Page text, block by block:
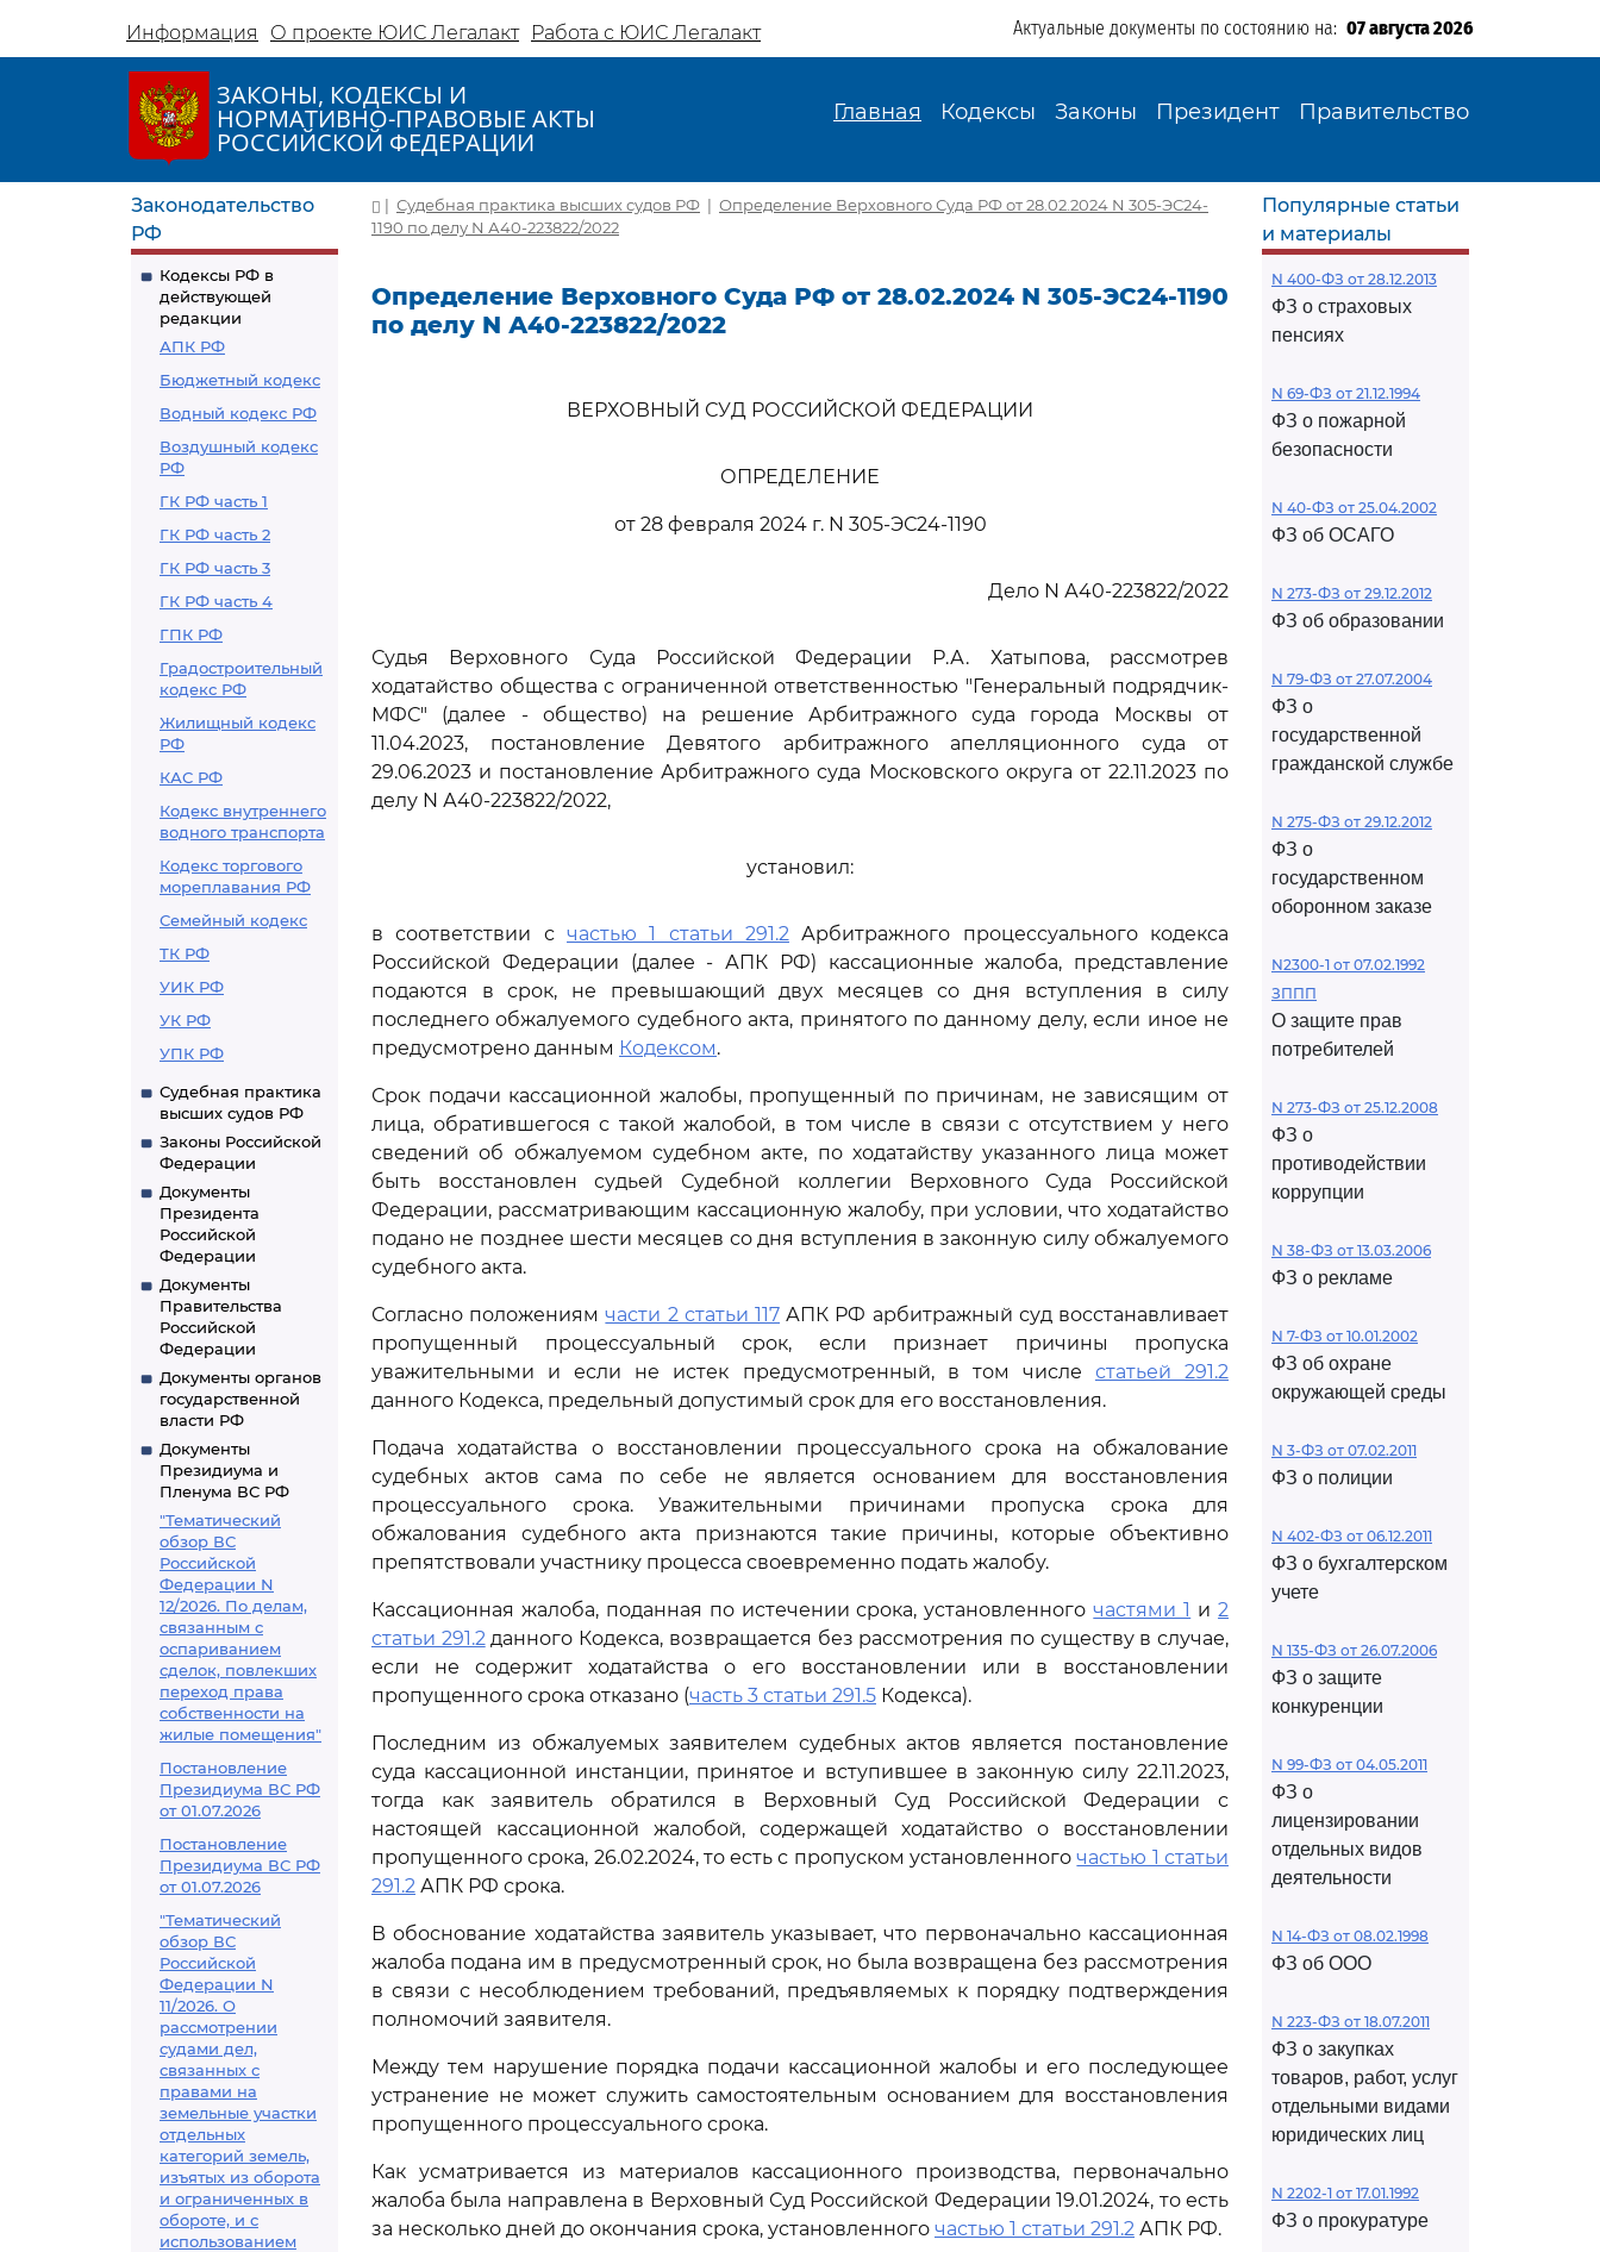
Информация О проекте ЮИС Легалакт Работа с ЮИС Легалакт Актуальные документы по состоянию на: 07 августа 2026
ЗАКОНЫ, КОДЕКСЫ И
НОРМАТИВНО-ПРАВОВЫЕ АКТЫ
РОССИЙСКОЙ ФЕДЕРАЦИИ
Главная Кодексы Законы Президент Правительство
Законодательство
РФ
Кодексы РФ в
действующей
редакции
АПК РФ
Бюджетный кодекс
Водный кодекс РФ
Воздушный кодекс
РФ
ГК РФ часть 1
ГК РФ часть 2
ГК РФ часть 3
ГК РФ часть 4
ГПК РФ
Градостроительный
кодекс РФ
Жилищный кодекс
РФ
КАС РФ
Кодекс внутреннего
водного транспорта
Кодекс торгового
мореплавания РФ
Семейный кодекс
ТК РФ
УИК РФ
УК РФ
УПК РФ
Судебная практика
высших судов РФ
Законы Российской
Федерации
Документы
Президента
Российской
Федерации
Документы
Правительства
Российской
Федерации
Документы органов
государственной
власти РФ
Документы
Президиума и
Пленума ВС РФ
"Тематический
обзор ВС
Российской
Федерации N
12/2026. По делам,
связанным с
оспариванием
сделок, повлекших
переход права
собственности на
жилые помещения"
Постановление
Президиума ВС РФ
от 01.07.2026
Постановление
Президиума ВС РФ
от 01.07.2026
"Тематический
обзор ВС
Российской
Федерации N
11/2026. О
рассмотрении
судами дел,
связанных с
правами на
земельные участки
отдельных
категорий земель,
изъятых из оборота
и ограниченных в
обороте, и с
использованием
| Судебная практика высших судов РФ | Определение Верховного Суда РФ от 28.02.2024 N 305-ЭС24-
1190 по делу N А40-223822/2022
Определение Верховного Суда РФ от 28.02.2024 N 305-ЭС24-1190
по делу N А40-223822/2022
ВЕРХОВНЫЙ СУД РОССИЙСКОЙ ФЕДЕРАЦИИ
ОПРЕДЕЛЕНИЕ
от 28 февраля 2024 г. N 305-ЭС24-1190
Дело N А40-223822/2022
Судья Верховного Суда Российской Федерации Р.А. Хатыпова, рассмотрев
ходатайство общества с ограниченной ответственностью "Генеральный подрядчик-
МФС" (далее - общество) на решение Арбитражного суда города Москвы от
11.04.2023, постановление Девятого арбитражного апелляционного суда от
29.06.2023 и постановление Арбитражного суда Московского округа от 22.11.2023 по
делу N А40-223822/2022,
установил:
в соответствии с частью 1 статьи 291.2 Арбитражного процессуального кодекса
Российской Федерации (далее - АПК РФ) кассационные жалоба, представление
подаются в срок, не превышающий двух месяцев со дня вступления в силу
последнего обжалуемого судебного акта, принятого по данному делу, если иное не
предусмотрено данным Кодексом.
Срок подачи кассационной жалобы, пропущенный по причинам, не зависящим от
лица, обратившегося с такой жалобой, в том числе в связи с отсутствием у него
сведений об обжалуемом судебном акте, по ходатайству указанного лица может
быть восстановлен судьей Судебной коллегии Верховного Суда Российской
Федерации, рассматривающим кассационную жалобу, при условии, что ходатайство
подано не позднее шести месяцев со дня вступления в законную силу обжалуемого
судебного акта.
Согласно положениямчасти 2 статьи 117 АПК РФ арбитражный суд восстанавливает
пропущенный процессуальный срок, если признает причины пропуска
уважительными и если не истек предусмотренный, в том числе статьей 291.2
данного Кодекса, предельный допустимый срок для его восстановления.
Подача ходатайства о восстановлении процессуального срока на обжалование
судебных актов сама по себе не является основанием для восстановления
процессуального срока. Уважительными причинами пропуска срока для
обжалования судебного акта признаются такие причины, которые объективно
препятствовали участнику процесса своевременно подать жалобу.
Кассационная жалоба, поданная по истечении срока, установленногочастями 1 и2
статьи 291.2данного Кодекса, возвращается без рассмотрения по существу в случае,
если не содержит ходатайства о его восстановлении или в восстановлении
пропущенного срока отказано (часть 3 статьи 291.5 Кодекса).
Последним из обжалуемых заявителем судебных актов является постановление
суда кассационной инстанции, принятое и вступившее в законную силу 22.11.2023,
тогда как заявитель обратился в Верховный Суд Российской Федерации с
настоящей кассационной жалобой, содержащей ходатайство о восстановлении
пропущенного срока, 26.02.2024, то есть с пропуском установленногочастью 1 статьи
291.2 АПК РФ срока.
В обоснование ходатайства заявитель указывает, что первоначально кассационная
жалоба подана им в предусмотренный срок, но была возвращена без рассмотрения
в связи с несоблюдением требований, предъявляемых к порядку подтверждения
полномочий заявителя.
Между тем нарушение порядка подачи кассационной жалобы и его последующее
устранение не может служить самостоятельным основанием для восстановления
пропущенного процессуального срока.
Как усматривается из материалов кассационного производства, первоначально
жалоба была направлена в Верховный Суд Российской Федерации 19.01.2024, то есть
за несколько дней до окончания срока, установленного частью 1 статьи 291.2 АПК РФ.
Популярные статьи
и материалы
N 400-ФЗ от 28.12.2013
ФЗ о страховых
пенсиях
N 69-ФЗ от 21.12.1994
ФЗ о пожарной
безопасности
N 40-ФЗ от 25.04.2002
ФЗ об ОСАГО
N 273-ФЗ от 29.12.2012
ФЗ об образовании
N 79-ФЗ от 27.07.2004
ФЗ о
государственной
гражданской службе
N 275-ФЗ от 29.12.2012
ФЗ о
государственном
оборонном заказе
N2300-1 от 07.02.1992
ЗППП
О защите прав
потребителей
N 273-ФЗ от 25.12.2008
ФЗ о
противодействии
коррупции
N 38-ФЗ от 13.03.2006
ФЗ о рекламе
N 7-ФЗ от 10.01.2002
ФЗ об охране
окружающей среды
N 3-ФЗ от 07.02.2011
ФЗ о полиции
N 402-ФЗ от 06.12.2011
ФЗ о бухгалтерском
учете
N 135-ФЗ от 26.07.2006
ФЗ о защите
конкуренции
N 99-ФЗ от 04.05.2011
ФЗ о
лицензировании
отдельных видов
деятельности
N 14-ФЗ от 08.02.1998
ФЗ об ООО
N 223-ФЗ от 18.07.2011
ФЗ о закупках
товаров, работ, услуг
отдельными видами
юридических лиц
N 2202-1 от 17.01.1992
ФЗ о прокуратуре